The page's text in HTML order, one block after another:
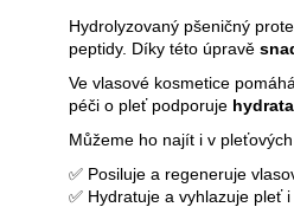
Hydrolyzovaný pšeničný
peptidy. Díky této úpravě
Ve vlasové kosmetice pomáhá
péči o pleť podporuje
Můžeme ho najít i v
✅ Posiluje a regeneruje
✅ Hydratuje a vyhlazuje pleť i